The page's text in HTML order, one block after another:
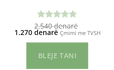
Vlerësuar
me5.00
nga 5
2.540denarë
Çmimi
origjinal
2.540 ден.
1.270 denarëÇmimi
i
tanishëm
është:
1.270 ден.
Çmimi me TVSH
BLEJE TANI